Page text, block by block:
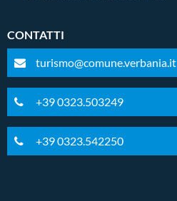
CONTATTI
turismo@comune.verbania.it
+39 0323.503249
+39 0323.542250